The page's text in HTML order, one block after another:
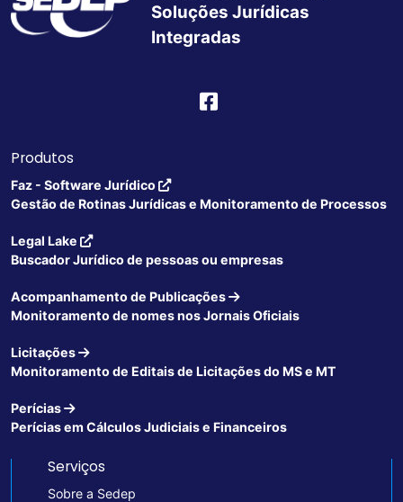
Soluções Jurídicas
Integradas
Produtos
Faz - Software Jurídico
Gestão de Rotinas Jurídicas e Monitoramento de Processos
Legal Lake
Buscador Jurídico de pessoas ou empresas
Acompanhamento de Publicações
Monitoramento de nomes nos Jornais Oficiais
Licitações
Monitoramento de Editais de Licitações do MS e MT
Perícias
Perícias em Cálculos Judiciais e Financeiros
Serviços
Sobre a Sedep